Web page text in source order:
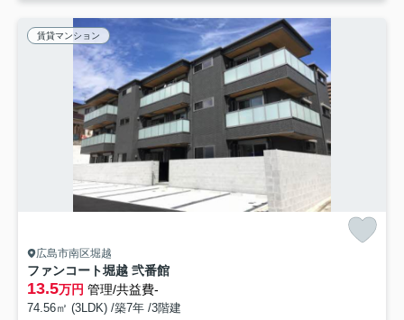
賃貸マンション
広島市南区堀越
ファンコート堀越 弐番館
13.5万円 管理/共益費-
74.56㎡ (3LDK) /築7年 /3階建